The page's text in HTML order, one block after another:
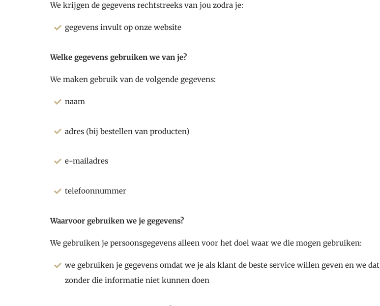
We krijgen de gegevens rechtstreeks van jou zodra je:
gegevens invult op onze website
Welke gegevens gebruiken we van je?
We maken gebruik van de volgende gegevens:
naam
adres (bij bestellen van producten)
e-mailadres
telefoonnummer
Waarvoor gebruiken we je gegevens?
We gebruiken je persoonsgegevens alleen voor het doel waar we die mogen gebruiken:
we gebruiken je gegevens omdat we je als klant de beste service willen geven en we dat
zonder die informatie niet kunnen doen